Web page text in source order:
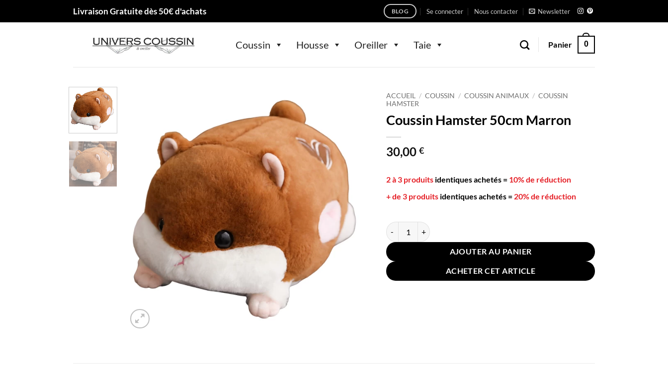
Livraison Gratuite dès 50€ d'achats BLOG Se connecter Nous contacter Newsletter
Coussin Housse Oreiller Taie Panier 0
ACCUEIL / COUSSIN / COUSSIN ANIMAUX / COUSSIN
HAMSTER
Coussin Hamster 50cm Marron
30,00 €
2 à 3 produits identiques achetés = 10% de réduction
+ de 3 produits identiques achetés = 20% de réduction
quantité de Coussin Hamster 50cm Marron
AJOUTER AU PANIER
ACHETER CET ARTICLE